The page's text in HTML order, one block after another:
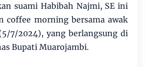
suami Habibah Najmi, SE ini
coffee morning bersama awak
7/2024), yang berlangsung di
Bupati Muarojambi.